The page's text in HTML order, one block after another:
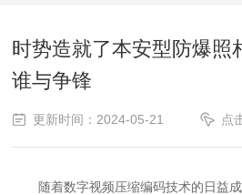
时势造就了本安型防爆照
谁与争锋
更新时间：2024-05-21 点
随着数字视频压缩编码技术的日益成